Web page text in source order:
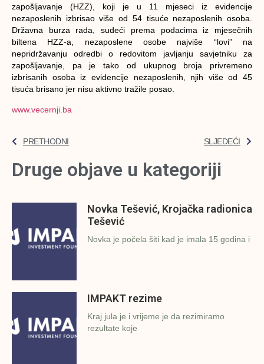
zapošljavanje (HZZ), koji je u 11 mjeseci iz evidencije
nezaposlenih izbrisao više od 54 tisuće nezaposlenih osoba.
Državna burza rada, sudeći prema podacima iz mjesečnih
biltena HZZ-a, nezaposlene osobe najviše “lovi” na
nepridržavanju odredbi o redovitom javljanju savjetniku za
zapošljavanje, pa je tako od ukupnog broja privremeno
izbrisanih osoba iz evidencije nezaposlenih, njih više od 45
tisuća brisano jer nisu aktivno tražile posao.
www.vecernji.ba
PRETHODNI SLJEDEĆI
Druge objave u kategoriji
Novka Tešević, Krojačka radionica
Tešević
Novka je počela šiti kad je imala 15 godina i
IMPAKT rezime
Kraj jula je i vrijeme je da rezimiramo
rezultate koje